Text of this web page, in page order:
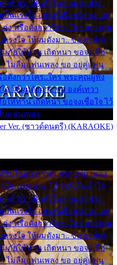
กที่ ปราณีหลั่งไหล ผมขอฝาก
ป็นแรงใจ อย่างนี้เรื่อยไป ขอ อยู่
ก่ง หรือดังกว่าใคร..ใคร พระคุณ
รงใจ ให้ผมดังมา.. ขอ องค์เท
ภัยให้ท่าน เถิดหนา ขอจงเชื่อ
า ไม่ลืมแฟนเพลง ขอ อยู่คู่แฟน
อดังกว่าใคร..ใคร พระคุณผู้ฟัง
จ ให้ผมดังมา.. ขอ องค์เทวา
ห้ท่าน เถิดหนา ขอจงเชื่อใจ ไว้
มแฟนเพลง
Ver. (ซาวด์ดนตรี) (KARAOKE)
รับไออุ่น การุณ จากแฟน เพลง
มื่อแฟนเพลง ให้กำลังใจ น้ำใจ
กที่ ปราณีหลั่งไหล ผมขอฝาก
ป็นแรงใจ อย่างนี้เรื่อยไป ขอ อยู่
ก่ง หรือดังกว่าใคร..ใคร พระคุณ
รงใจ ให้ผมดังมา.. ขอ องค์เท
ภัยให้ท่าน เถิดหนา ขอจงเชื่อ
า ไม่ลืมแฟนเพลง ขอ อยู่คู่แฟน